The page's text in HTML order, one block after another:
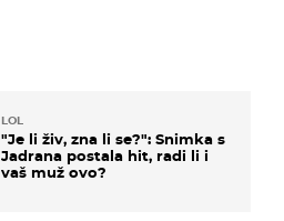
LOL
"Je li živ, zna li se?": Snimka s
Jadrana postala hit, radi li i
vaš muž ovo?